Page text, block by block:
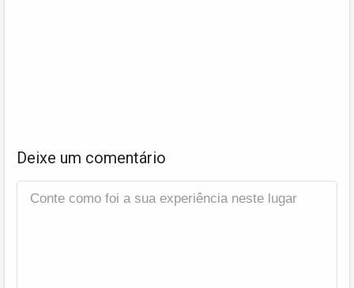
Deixe um comentário